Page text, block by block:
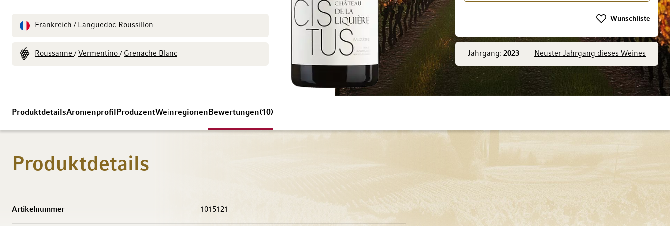
Frankreich / Languedoc-Roussillon
Roussanne/ Vermentino/ Grenache Blanc Jahrgang: 2023 Neuster Jahrgang dieses Weines
Wunschliste
ProduktdetailsAromenprofil ProduzentWeinregionen Bewertungen 10
Produktdetails
Artikelnummer 1015121